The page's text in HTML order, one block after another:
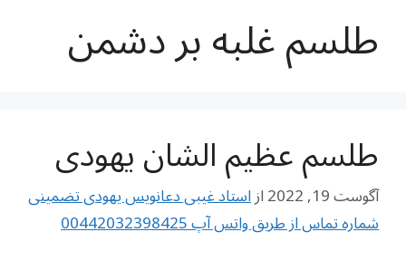
طلسم غلبه بر دشمن
طلسم عظیم الشان یهودی
آگوست 19, 2022 ازاستاد غیبی دعانویس یهودی تضمینی
شماره تماس از طریق واتس آپ 00442032398425